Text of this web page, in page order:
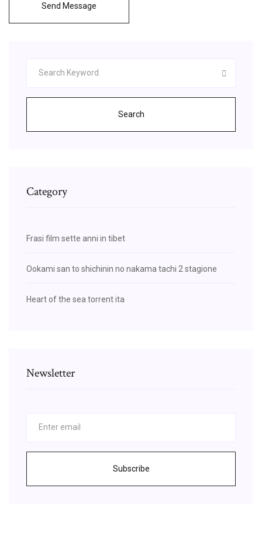
Send Message
Search
Category
Frasi film sette anni in tibet
Ookami san to shichinin no nakama tachi 2 stagione
Heart of the sea torrent ita
Newsletter
Subscribe